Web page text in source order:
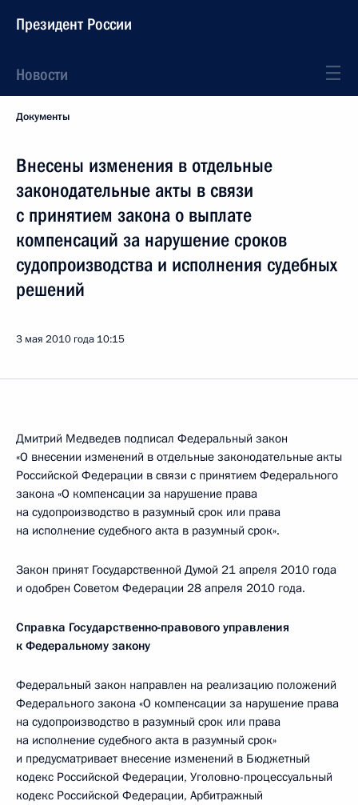
Президент России
Новости
Документы
Внесены изменения в отдельные
законодательные акты в связи
с принятием закона о выплате
компенсаций за нарушение сроков
судопроизводства и исполнения судебных
решений
3 мая 2010 года 10:15
Дмитрий Медведев подписал Федеральный закон
«О внесении изменений в отдельные законодательные акты
Российской Федерации в связи с принятием Федерального
закона «О компенсации за нарушение права
на судопроизводство в разумный срок или права
на исполнение судебного акта в разумный срок».
Закон принят Государственной Думой 21 апреля 2010 года
и одобрен Советом Федерации 28 апреля 2010 года.
Справка Государственно-правового управления
к Федеральному закону
Федеральный закон направлен на реализацию положений
Федерального закона «О компенсации за нарушение права
на судопроизводство в разумный срок или права
на исполнение судебного акта в разумный срок»
и предусматривает внесение изменений в Бюджетный
кодекс Российской Федерации, Уголовно-процессуальный
кодекс Российской Федерации, Арбитражный